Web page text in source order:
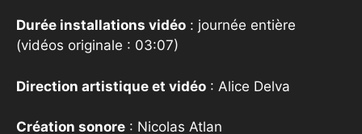
Durée installations vidéo : journée entière
(vidéos originale : 03:07)
Direction artistique et vidéo : Alice Delva
Création sonore : Nicolas Atlan